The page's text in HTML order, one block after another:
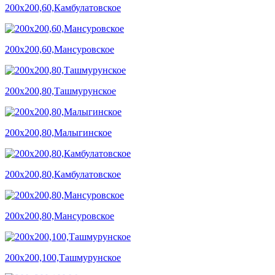
200х200,60,Камбулатовское
200х200,60,Мансуровское
200х200,80,Ташмурунское
200х200,80,Малыгинское
200х200,80,Камбулатовское
200х200,80,Мансуровское
200х200,100,Ташмурунское